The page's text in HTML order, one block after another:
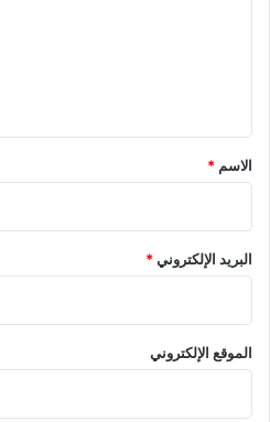
*
الاسم *
البريد الإلكتروني*
الموقع الإلكتروني